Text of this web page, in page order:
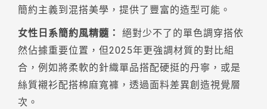
簡約主義到混搭美學，提供了豐富的造型可能。
女性日系簡約風精髓：
絕對少不了的單色調穿搭依
然佔據重要位置，但2025年更強調材質的對比組
合，例如將柔軟的針織單品搭配硬挺的丹寧，或是
絲質襯衫配搭棉麻寬褲，透過面料差異創造視覺層
次。